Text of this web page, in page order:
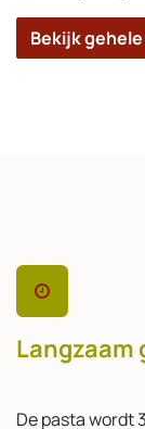
Bekijk
Langzaam
De pasta wordt